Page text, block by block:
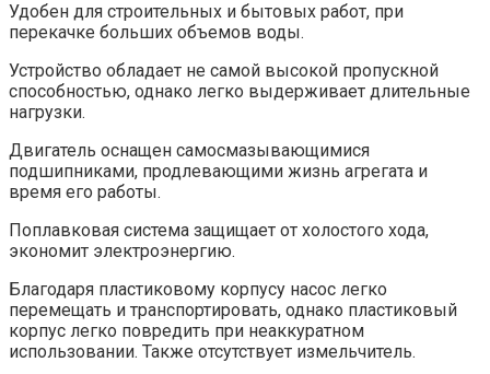
Удобен для строительных и бытовых работ, при
перекачке больших объемов воды.
Устройство обладает не самой высокой пропускной
способностью, однако легко выдерживает длительные
нагрузки.
Двигатель оснащен самосмазывающимися
подшипниками, продлевающими жизнь агрегата и
время его работы.
Поплавковая система защищает от холостого хода,
экономит электроэнергию.
Благодаря пластиковому корпусу насос легко
перемещать и транспортировать, однако пластиковый
корпус легко повредить при неаккуратном
использовании. Также отсутствует измельчитель.